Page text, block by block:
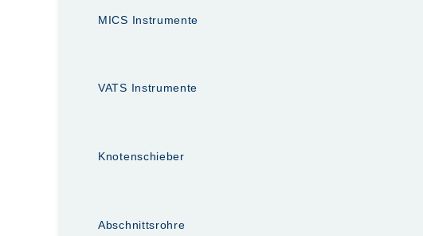
MICS Instrumente
VATS Instrumente
Knotenschieber
Abschnittsrohre